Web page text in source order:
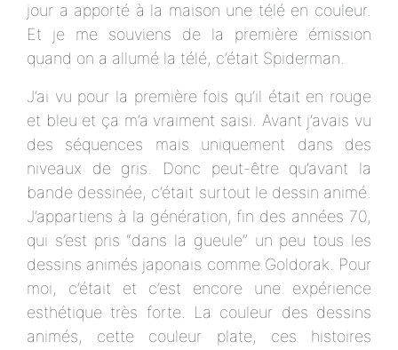
jour a apporté à la maison une télé en couleur.
Et je me souviens de la première émission
quand on a allumé la télé, c’était Spiderman.
J’ai vu pour la première fois qu’il était en rouge
et bleu et ça m’a vraiment saisi. Avant j’avais vu
des séquences mais uniquement dans des
niveaux de gris. Donc peut-être qu’avant la
bande dessinée, c’était surtout le dessin animé.
J’appartiens à la génération, fin des années 70,
qui s’est pris “dans la gueule” un peu tous les
dessins animés japonais comme Goldorak. Pour
moi, c’était et c’est encore une expérience
esthétique très forte. La couleur des dessins
animés, cette couleur plate, ces histoires